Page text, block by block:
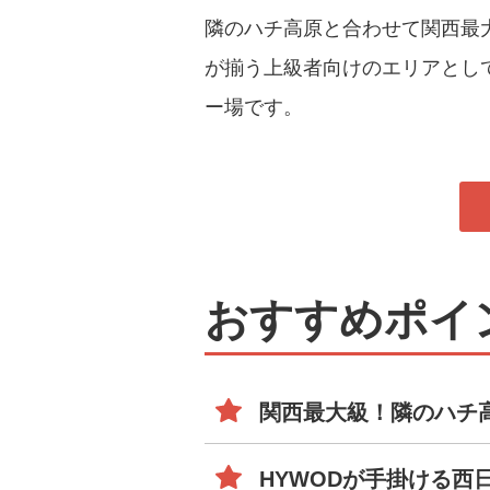
隣のハチ高原と合わせて関西
が揃う上級者向けのエリアと
ー場です。
おすすめポイ
関西最大級！隣のハチ
HYWODが手掛ける西